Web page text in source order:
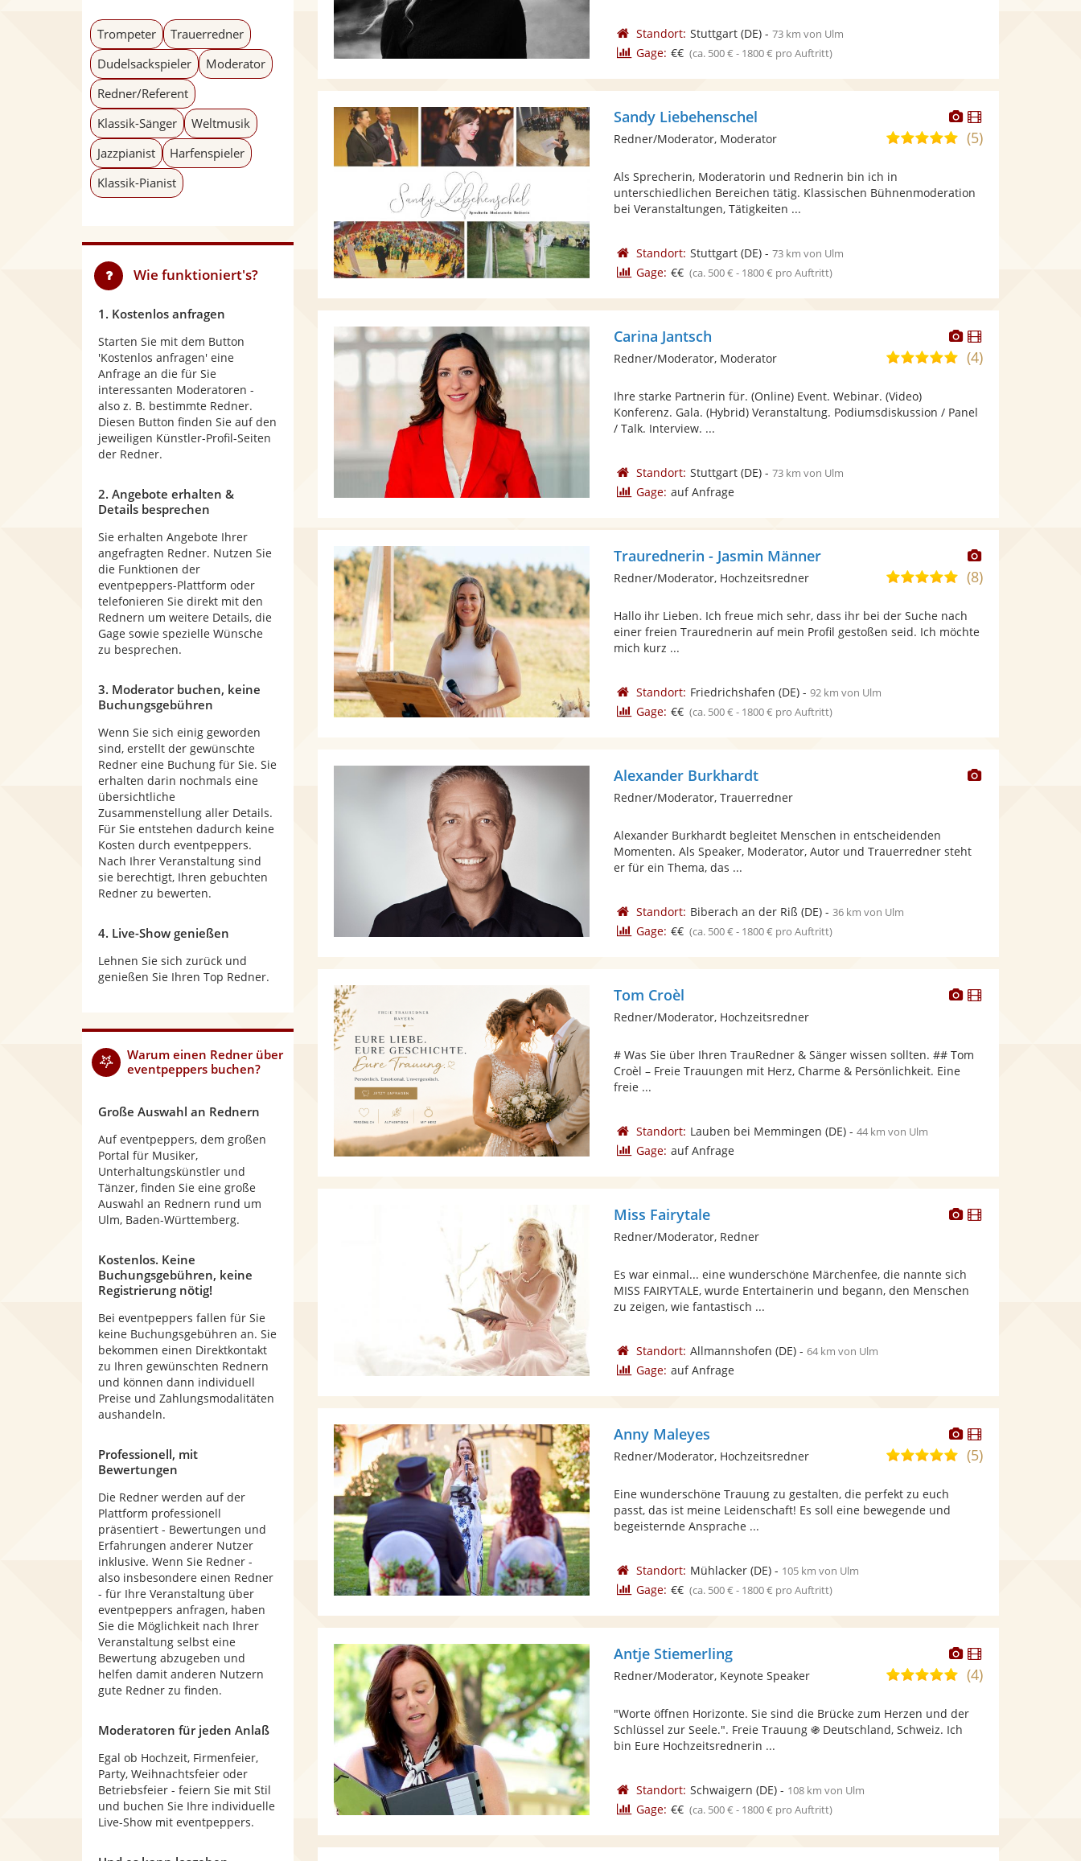
Standort: Stuttgart(DE)- 73 km von Ulm
Gage: €€ (ca. 500 € - 1800 € pro Auftritt)
Dieser
Künstler
stellt
Dieser
Künstler
Sandy Liebehenschel
5,0
Sternen
(5)
Redner/Moderator, Moderator
Als Sprecherin, Moderatorin und Rednerin bin ich in
unterschiedlichen Bereichen tätig. Klassischen Bühnenmoderation
bei Veranstaltungen, Tätigkeiten ...
Standort: Stuttgart(DE)- 73 km von Ulm
Gage: €€ (ca. 500 € - 1800 € pro Auftritt)
Dieser
Künstler
stellt
bereit.
Dieser
Künstler
Carina Jantsch
5,0
Sternen
(4)
Redner/Moderator, Moderator
Ihre starke Partnerin für. (Online) Event. Webinar. (Video)
Konferenz. Gala. (Hybrid) Veranstaltung. Podiumsdiskussion / Panel
/ Talk. Interview. ...
Standort: Stuttgart(DE)- 73 km von Ulm
Gage: auf Anfrage
Dieser
Künstler
Traurednerin - Jasmin Männer
5,0
5
Sternen
(8)
Redner/Moderator, Hochzeitsredner
Hallo ihr Lieben. Ich freue mich sehr, dass ihr bei der Suche nach
einer freien Traurednerin auf mein Profil gestoßen seid. Ich möchte
mich kurz ...
Standort: Friedrichshafen (DE)- 92 km von Ulm
Gage: €€ (ca. 500 € - 1800 € pro Auftritt)
Dieser
Alexander Burkhardt
Redner/Moderator, Trauerredner
Alexander Burkhardt begleitet Menschen in entscheidenden
Momenten. Als Speaker, Moderator, Autor und Trauerredner steht
er für ein Thema, das ...
Standort: Biberach an der Riß (DE)- 36 km von Ulm
Gage: €€ (ca. 500 € - 1800 € pro Auftritt)
Dieser
bereit.
Dieser
Tom Croèl
Redner/Moderator, Hochzeitsredner
# Was Sie über Ihren TrauRedner & Sänger wissen sollten. ## Tom
Croèl – Freie Trauungen mit Herz, Charme & Persönlichkeit. Eine
freie ...
Standort: Lauben bei Memmingen (DE)- 44 km von Ulm
Gage: auf Anfrage
Dieser
bereit.
Dieser
Miss Fairytale
Redner/Moderator, Redner
Es war einmal... eine wunderschöne Märchenfee, die nannte sich
MISS FAIRYTALE, wurde Entertainerin und begann, den Menschen
zu zeigen, wie fantastisch ...
Standort: Allmannshofen (DE)- 64 km von Ulm
Gage: auf Anfrage
Dieser
Künstler
stellt
Dieser
Künstler
Anny Maleyes
5,0(5)
Redner/Moderator, Hochzeitsredner
Eine wunderschöne Trauung zu gestalten, die perfekt zu euch
passt, das ist meine Leidenschaft! Es soll eine bewegende und
begeisternde Ansprache ...
Standort: Mühlacker(DE)- 105 km von Ulm
Gage: €€ (ca. 500 € - 1800 € pro Auftritt)
Dieser
Künstler
stellt
bereit.
Dieser
Künstler
Antje Stiemerling
4,8
5
Sternen
(4)
Redner/Moderator, Keynote Speaker
"Worte öffnen Horizonte. Sie sind die Brücke zum Herzen und der
Schlüssel zur Seele.". Freie Trauung ֍ Deutschland, Schweiz. Ich
bin Eure Hochzeitsrednerin ...
Standort: Schwaigern (DE)- 108 km von Ulm
Gage: €€ (ca. 500 € - 1800 € pro Auftritt)
Trompeter
Trauerredner
Dudelsackspieler
Moderator
Redner/Referent
Klassik-Sänger
Weltmusik
Jazzpianist
Harfenspieler
Klassik-Pianist
Wie funktioniert's?
1. Kostenlos anfragen
Starten Sie mit dem Button
'Kostenlos anfragen' eine
Anfrage an die für Sie
interessanten Moderatoren -
also z. B. bestimmte Redner.
Diesen Button finden Sie auf den
jeweiligen Künstler-Profil-Seiten
der Redner.
2. Angebote erhalten &
Details besprechen
Sie erhalten Angebote Ihrer
angefragten Redner. Nutzen Sie
die Funktionen der
eventpeppers-Plattform oder
telefonieren Sie direkt mit den
Rednern um weitere Details, die
Gage sowie spezielle Wünsche
zu besprechen.
3. Moderator buchen, keine
Buchungsgebühren
Wenn Sie sich einig geworden
sind, erstellt der gewünschte
Redner eine Buchung für Sie. Sie
erhalten darin nochmals eine
übersichtliche
Zusammenstellung aller Details.
Für Sie entstehen dadurch keine
Kosten durch eventpeppers.
Nach Ihrer Veranstaltung sind
sie berechtigt, Ihren gebuchten
Redner zu bewerten.
4. Live-Show genießen
Lehnen Sie sich zurück und
genießen Sie Ihren Top Redner.
Warum einen Rednerüber
eventpeppers buchen?
Große Auswahl an Rednern
Auf eventpeppers, dem großen
Portal für Musiker,
Unterhaltungskünstler und
Tänzer, finden Sie eine große
Auswahl an Rednern rund um
Ulm, Baden-Württemberg.
Kostenlos. Keine
Buchungsgebühren, keine
Registrierung nötig!
Bei eventpeppers fallen für Sie
keine Buchungsgebühren an. Sie
bekommen einen Direktkontakt
zu Ihren gewünschten Rednern
und können dann individuell
Preise und Zahlungsmodalitäten
aushandeln.
Professionell, mit
Bewertungen
Die Redner werden auf der
Plattform professionell
präsentiert - Bewertungen und
Erfahrungen anderer Nutzer
inklusive. Wenn Sie Redner -
also insbesondere einen Redner
- für Ihre Veranstaltung über
eventpeppers anfragen, haben
Sie die Möglichkeit nach Ihrer
Veranstaltung selbst eine
Bewertung abzugeben und
helfen damit anderen Nutzern
gute Redner zu finden.
Moderatoren für jeden Anlaß
Egal ob Hochzeit, Firmenfeier,
Party, Weihnachtsfeier oder
Betriebsfeier - feiern Sie mit Stil
und buchen Sie Ihre individuelle
Live-Show mit eventpeppers.